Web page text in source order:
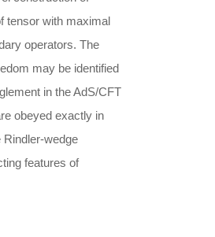
tensor with maximal
operators. The
may be identified
in the AdS/CFT
obeyed exactly in
wedge
features of